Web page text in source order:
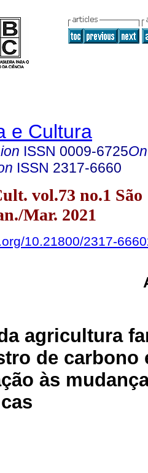
e Cultura
ISSN 0009-6725
ISSN 2317-6660
vol.73 no.1 São
Mar. 2021
10.21800/2317-
agricultura
de carbono
às